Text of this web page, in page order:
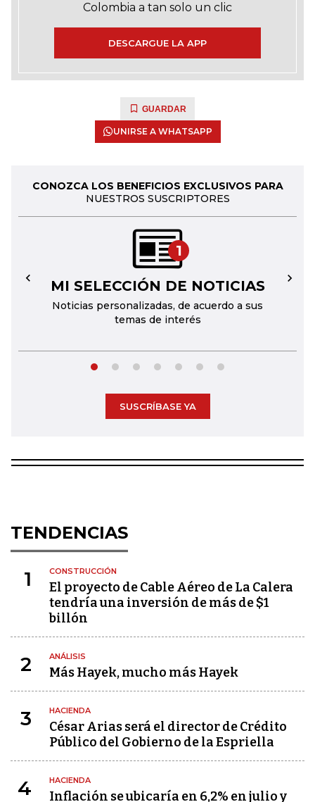
Colombia a tan solo un clic
DESCARGUE LA APP
GUARDAR
UNIRSE A WHATSAPP
CONOZCA LOS BENEFICIOS EXCLUSIVOS PARA
NUESTROS SUSCRIPTORES
1
MI SELECCIÓN DE NOTICIAS
Noticias personalizadas, de acuerdo a sus
temas de interés
← →
SUSCRÍBASE YA
TENDENCIAS
1 CONSTRUCCIÓN
El proyecto de Cable Aéreo de La Calera
tendría una inversión de más de $1
billón
2 ANÁLISIS
Más Hayek, mucho más Hayek
3 HACIENDA
César Arias será el director de Crédito
Público del Gobierno de la Espriella
4 HACIENDA
Inflación se ubicaría en 6,2% en julio y